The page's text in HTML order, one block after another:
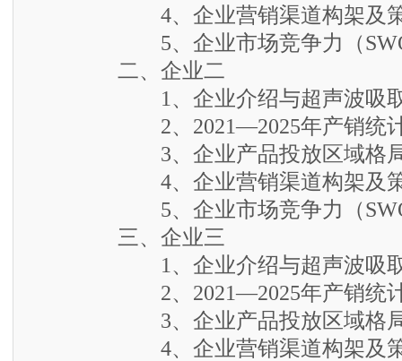
4、企业营销渠道构架及
5、企业市场竞争力（
二、企业二
1、企业介绍与超声波吸取式
2、2021—2025年产销统计
3、企业产品投放区域格
4、企业营销渠道构架及
5、企业市场竞争力（
三、企业三
1、企业介绍与超声波吸取式
2、2021—2025年产销统计
3、企业产品投放区域格
4、企业营销渠道构架及